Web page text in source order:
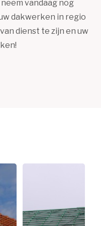
vandaag nog
dakwerken in regio
dienst te zijn en uw